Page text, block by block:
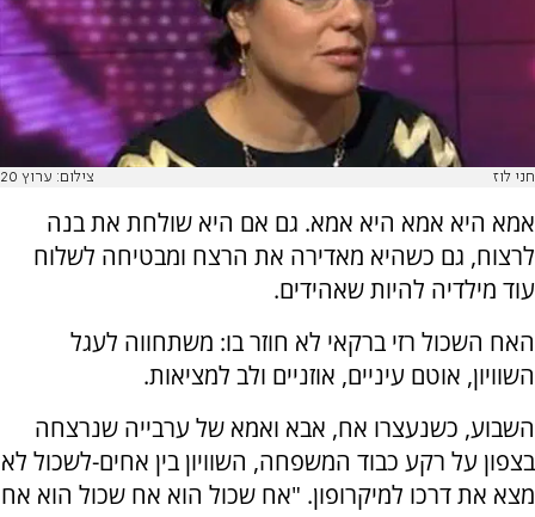
חני לוז צילום: ערוץ 20
אמא היא אמא היא אמא. גם אם היא שולחת את בנה
לרצוח, גם כשהיא מאדירה את הרצח ומבטיחה לשלוח
עוד מילדיה להיות שאהידים.
האח השכול רזי ברקאי לא חוזר בו: משתחווה לעגל
השוויון, אוטם עיניים, אוזניים ולב למציאות.
השבוע, כשנעצרו אח, אבא ואמא של ערבייה שנרצחה
בצפון על רקע כבוד המשפחה, השוויון בין אחים-לשכול לא
מצא את דרכו למיקרופון. "אח שכול הוא אח שכול הוא אח